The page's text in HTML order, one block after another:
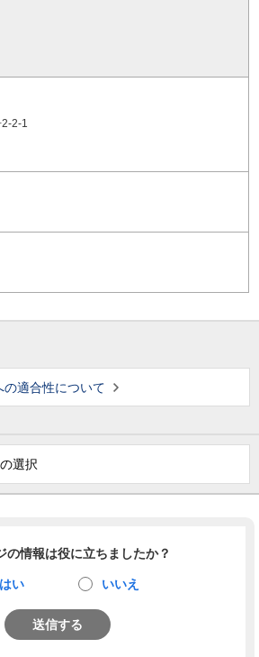
2-1
適合性について
選択
の情報は役に立ちましたか？
はい いいえ
送信する